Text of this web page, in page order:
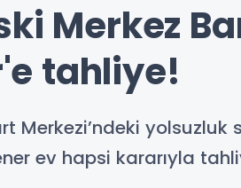
Merkez
tahliye!
Merkezi’ndeki
ev hapsi kararıyla